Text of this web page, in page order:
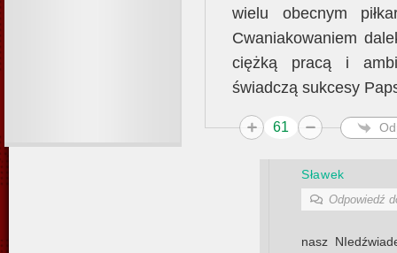
wielu obecnym
Cwaniakowaniem
ciężką pracą i
świadczą sukcesy
61
Sławek
Odpowiedź
nasz